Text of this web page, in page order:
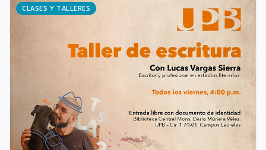
CLASES Y TALLERES